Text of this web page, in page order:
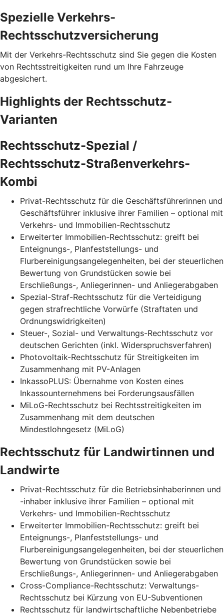
Spezielle Verkehrs-
Rechtsschutzversicherung
Mit der Verkehrs-Rechtsschutz sind Sie gegen die Kosten
von Rechtsstreitigkeiten rund um Ihre Fahrzeuge
abgesichert.
Highlights der Rechtsschutz-
Varianten
Rechtsschutz-Spezial /
Rechtsschutz-Straßenverkehrs-
Kombi
Privat-Rechtsschutz für die Geschäftsführerinnen und
Geschäftsführer inklusive ihrer Familien – optional mit
Verkehrs- und Immobilien-Rechtsschutz
Erweiterter Immobilien-Rechtsschutz: greift bei
Enteignungs-, Planfeststellungs- und
Flurbereinigungsangelegenheiten, bei der steuerlichen
Bewertung von Grundstücken sowie bei
Erschließungs-, Anliegerinnen- und Anliegerabgaben
Spezial-Straf-Rechtsschutz für die Verteidigung
gegen strafrechtliche Vorwürfe (Straftaten und
Ordnungswidrigkeiten)
Steuer-, Sozial- und Verwaltungs-Rechtsschutz vor
deutschen Gerichten (inkl. Widerspruchsverfahren)
Photovoltaik-Rechtsschutz für Streitigkeiten im
Zusammenhang mit PV-Anlagen
InkassoPLUS: Übernahme von Kosten eines
Inkassounternehmens bei Forderungsausfällen
MiLoG-Rechtsschutz bei Rechtsstreitigkeiten im
Zusammenhang mit dem deutschen
Mindestlohngesetz (MiLoG)
Rechtsschutz für Landwirtinnen und
Landwirte
Privat-Rechtsschutz für die Betriebsinhaberinnen und
-inhaber inklusive ihrer Familien – optional mit
Verkehrs- und Immobilien-Rechtsschutz
Erweiterter Immobilien-Rechtsschutz: greift bei
Enteignungs-, Planfeststellungs- und
Flurbereinigungsangelegenheiten, bei der steuerlichen
Bewertung von Grundstücken sowie bei
Erschließungs-, Anliegerinnen- und Anliegerabgaben
Cross-Compliance-Rechtsschutz: Verwaltungs-
Rechtsschutz bei Kürzung von EU-Subventionen
Rechtsschutz für landwirtschaftliche Nebenbetriebe